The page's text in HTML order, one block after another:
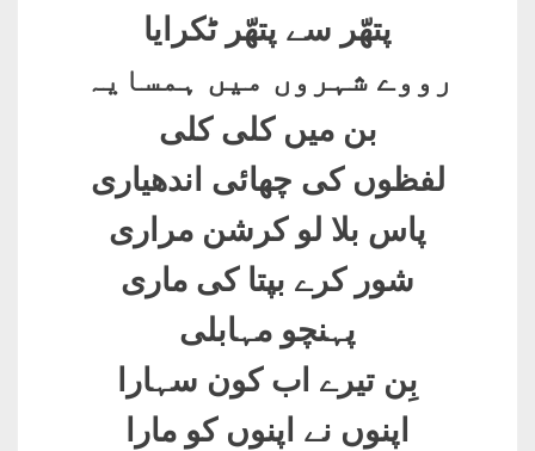
پتھّر سے پتھّر ٹکرایا
رووے شہروں میں ہمسایہ
بن میں کلی کلی
لفظوں کی چھائی اندھیاری
پاس بلا لو کرشن مراری
شور کرے بپتا کی ماری
پہنچو مہابلی
بِن تیرے اب کون سہارا
اپنوں نے اپنوں کو مارا